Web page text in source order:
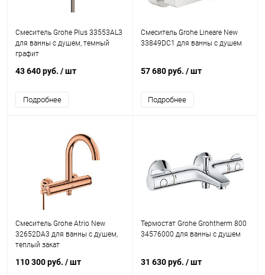
Смеситель Grohe Plus 33553AL3
для ванны с душем, темный
графит
43 640 руб. / шт
Подробнее
Смеситель Grohe Lineare New
33849DC1 для ванны с душем
57 680 руб. / шт
Подробнее
Смеситель Grohe Atrio New
32652DA3 для ванны с душем,
теплый закат
110 300 руб. / шт
Термостат Grohe Grohtherm 800
34576000 для ванны с душем
31 630 руб. / шт